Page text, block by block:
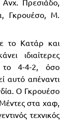
Ανχ. Πρεσιάδο,
Γκρουέσο, Μ.
το Κατάρ και
ιδιαίτερες
το 4-4-2, όσο
αυτό απέναντι
Ο Γκρουέσο
Μέντες στα χαφ,
τεχνικός